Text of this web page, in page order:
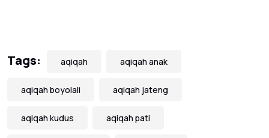
Tags: aqiqah aqiqah anak
aqiqah boyolali aqiqah jateng
aqiqah kudus aqiqah pati